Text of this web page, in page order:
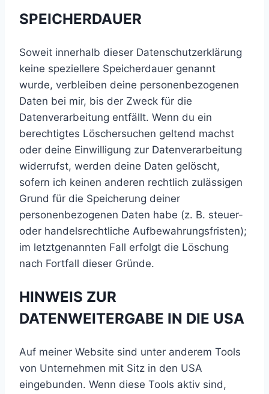
SPEICHERDAUER
Soweit innerhalb dieser Datenschutzerklärung
keine speziellere Speicherdauer genannt
wurde, verbleiben deine personenbezogenen
Daten bei mir, bis der Zweck für die
Datenverarbeitung entfällt. Wenn du ein
berechtigtes Löschersuchen geltend machst
oder deine Einwilligung zur Datenverarbeitung
widerrufst, werden deine Daten gelöscht,
sofern ich keinen anderen rechtlich zulässigen
Grund für die Speicherung deiner
personenbezogenen Daten habe (z. B. steuer-
oder handelsrechtliche Aufbewahrungsfristen);
im letztgenannten Fall erfolgt die Löschung
nach Fortfall dieser Gründe.
HINWEIS ZUR
DATENWEITERGABE IN DIE USA
Auf meiner Website sind unter anderem Tools
von Unternehmen mit Sitz in den USA
eingebunden. Wenn diese Tools aktiv sind,